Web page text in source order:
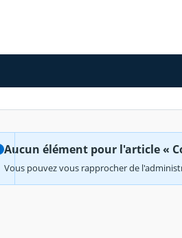
Aucun élément pour l'article «
Vous pouvez vous rapprocher de